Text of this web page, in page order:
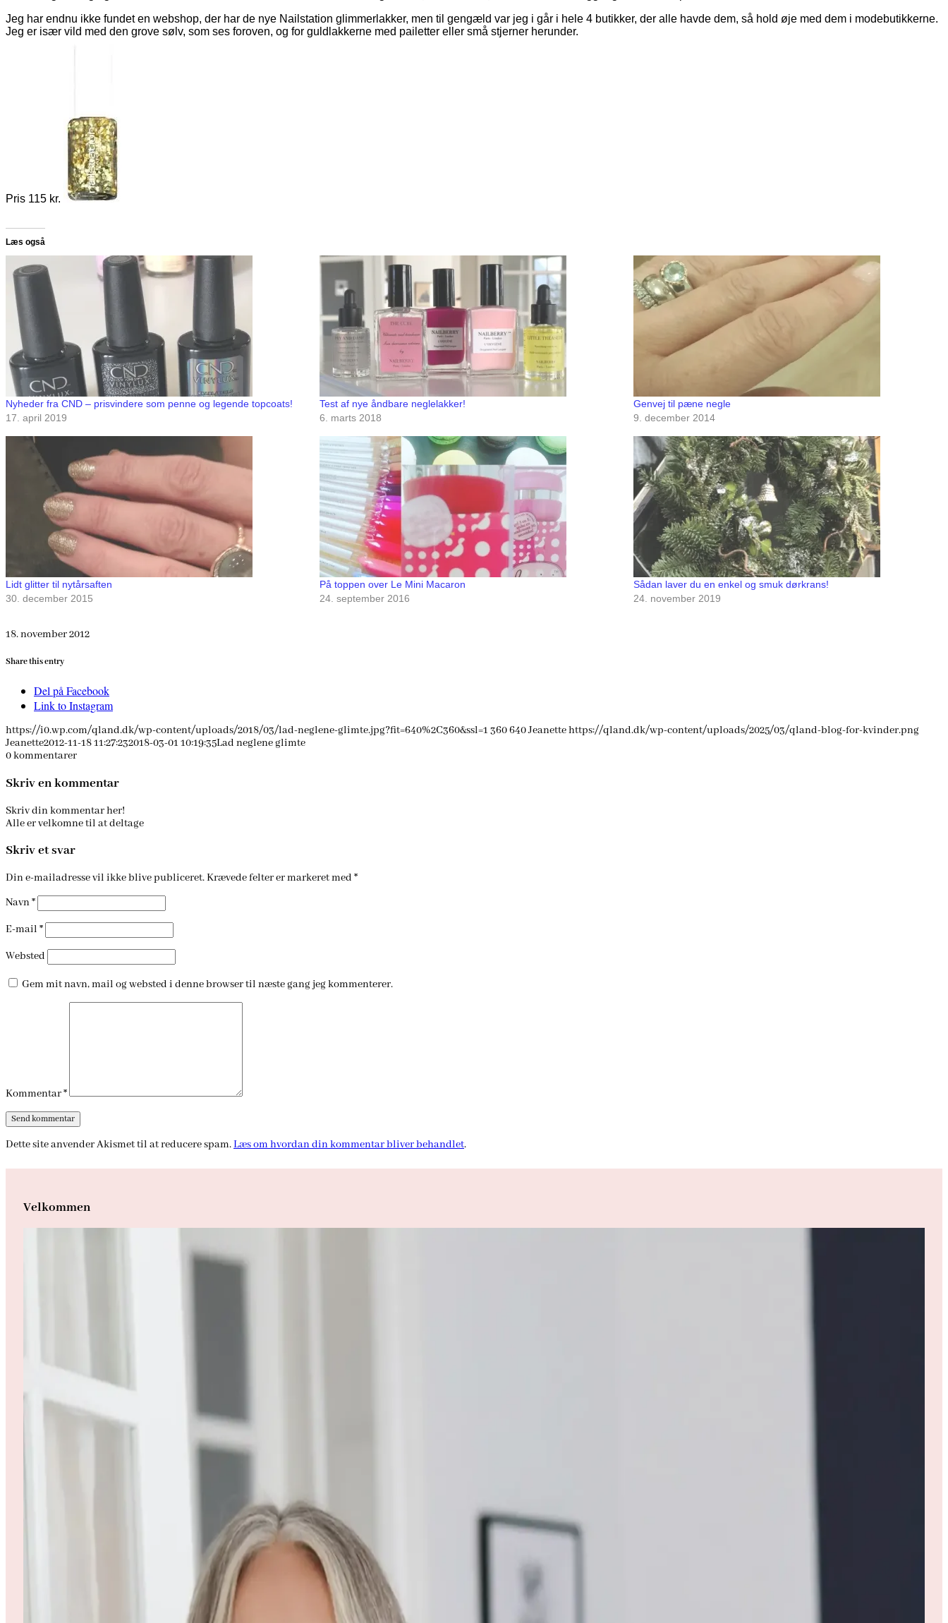
Jeg har endnu ikke fundet en webshop, der har de nye Nailstation glimmerlakker, men til gengæld var jeg i går i hele 4 butikker, der alle havde dem, så hold øje med dem i modebutikkerne.
Jeg er især vild med den grove sølv, som ses foroven, og for guldlakkerne med pailetter eller små stjerner herunder.
Pris 115 kr.
Læs også
Nyheder fra CND – prisvindere som penne og legende topcoats!
17. april 2019
Test af nye åndbare neglelakker!
6. marts 2018
Genvej til pæne negle
9. december 2014
Lidt glitter til nytårsaften
30. december 2015
På toppen over Le Mini Macaron
24. september 2016
Sådan laver du en enkel og smuk dørkrans!
24. november 2019
18. november 2012
Share this entry
Del på Facebook
Link to Instagram
https://i0.wp.com/qland.dk/wp-content/uploads/2018/03/lad-neglene-glimte.jpg?fit=640%2C360&ssl=1 360640Jeanettehttps://qland.dk/wp-content/uploads/2025/03/qland-blog-for-kvinder.png
Jeanette2012-11-18 11:27:232018-03-01 10:19:35Lad neglene glimte
0kommentarer
Skriv en kommentar
Skriv din kommentar her!
Alle er velkomne til at deltage
Skriv et svar
Din e-mailadresse vil ikke blive publiceret.Krævede felter er markeret med *
Navn*
E-mail *
Websted
Gem mit navn, mail og websted i denne browser til næste gang jeg kommenterer.
Kommentar*
Dette site anvender Akismet til at reducere spam.Læs om hvordan din kommentar bliver behandlet.
Velkommen